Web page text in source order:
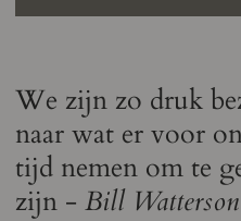
We zijn zo druk
naar wat er voor
tijd nemen om te
zijn -Bill Watterson